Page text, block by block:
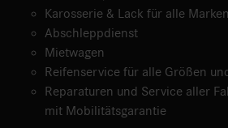
Karosserie & Lack für alle Marken
Abschleppdienst
Mietwagen
Reifenservice für alle Größen
Reparaturen und Service aller
mit Mobilitätsgarantie